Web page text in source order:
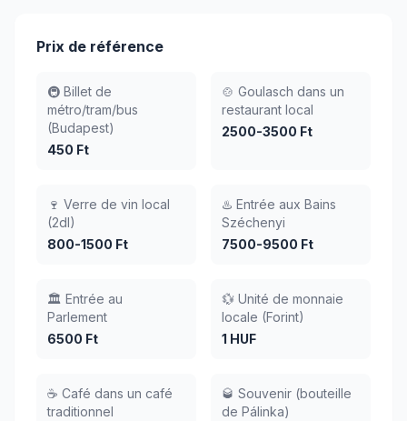
Prix de référence
🚇 Billet de
métro/tram/bus
(Budapest)
450 Ft
🍲 Goulasch dans un
restaurant local
2500-3500 Ft
🍷 Verre de vin local
(2dl)
800-1500 Ft
♨️ Entrée aux Bains
Széchenyi
7500-9500 Ft
🏛️ Entrée au
Parlement
6500 Ft
💱 Unité de monnaie
locale (Forint)
1 HUF
☕ Café dans un café
traditionnel
🥃 Souvenir (bouteille
de Pálinka)